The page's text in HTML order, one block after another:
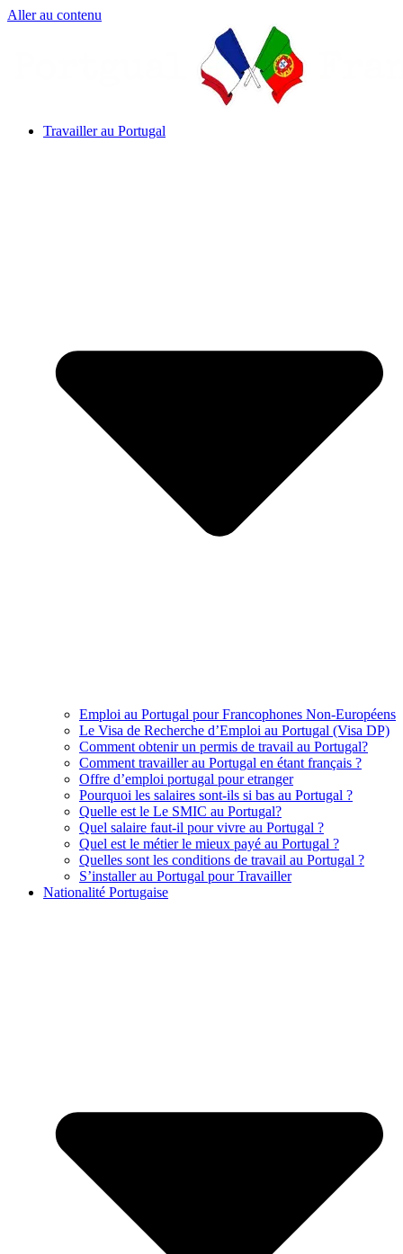
Aller au contenu
Travailler au Portugal
Emploi au Portugal pour Francophones Non-Européens
Le Visa de Recherche d’Emploi au Portugal (Visa DP)
Comment obtenir un permis de travail au Portugal?
Comment travailler au Portugal en étant français ?
Offre d’emploi portugal pour etranger
Pourquoi les salaires sont-ils si bas au Portugal ?
Quelle est le Le SMIC au Portugal?
Quel salaire faut-il pour vivre au Portugal ?
Quel est le métier le mieux payé au Portugal ?
Quelles sont les conditions de travail au Portugal ?
S’installer au Portugal pour Travailler
Nationalité Portugaise